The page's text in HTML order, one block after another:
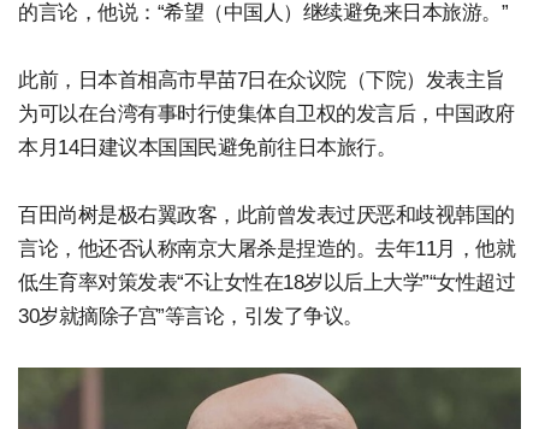
的言论，他说：“希望（中国人）继续避免来日本旅游。”
此前，日本首相高市早苗7日在众议院（下院）发表主旨
为可以在台湾有事时行使集体自卫权的发言后，中国政府
本月14日建议本国国民避免前往日本旅行。
百田尚树是极右翼政客，此前曾发表过厌恶和歧视韩国的
言论，他还否认称南京大屠杀是捏造的。去年11月，他就
低生育率对策发表“不让女性在18岁以后上大学”“女性超过
30岁就摘除子宫”等言论，引发了争议。